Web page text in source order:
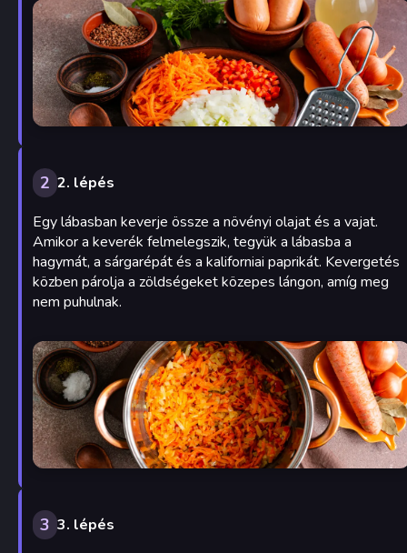
2 2. lépés
Egy lábasban keverje össze a növényi olajat és a vajat.
Amikor a keverék felmelegszik, tegyük a lábasba a
hagymát, a sárgarépát és a kaliforniai paprikát. Kevergetés
közben párolja a zöldségeket közepes lángon, amíg meg
nem puhulnak.
3 3. lépés